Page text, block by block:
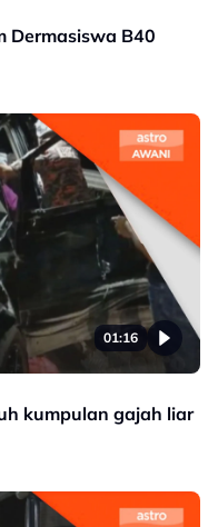
Dermasiswa B40
01:16
kumpulan gajah liar